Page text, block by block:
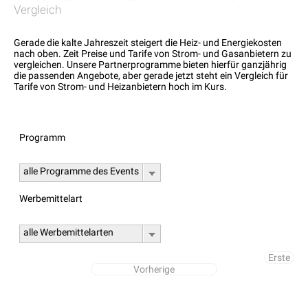
Vergleich
Gerade die kalte Jahreszeit steigert die Heiz- und Energiekosten
nach oben. Zeit Preise und Tarife von Strom- und Gasanbietern zu
vergleichen. Unsere Partnerprogramme bieten hierfür ganzjährig
die passenden Angebote, aber gerade jetzt steht ein Vergleich für
Tarife von Strom- und Heizanbietern hoch im Kurs.
Programm
alle Programme des Events
Werbemittelart
alle Werbemittelarten
Erste
Vorherige